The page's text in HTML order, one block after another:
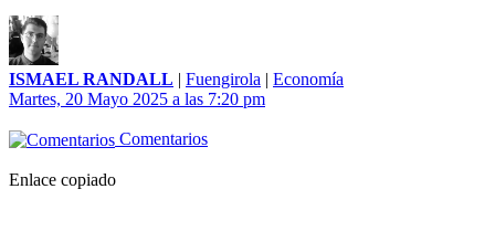
ISMAEL RANDALL | Fuengirola | Economía
Martes, 20 Mayo 2025 a las 7:20 pm
Comentarios
Enlace copiado